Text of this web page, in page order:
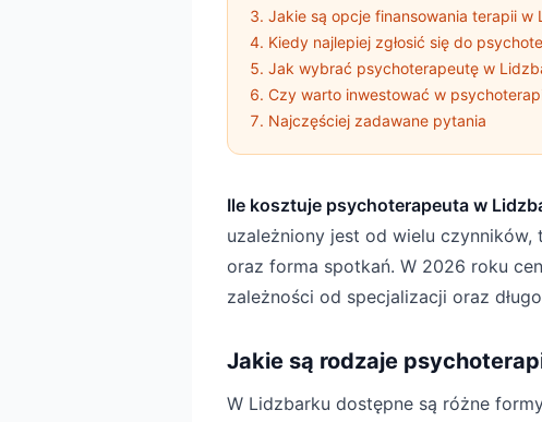
Jakie są opcje finansowania terapii w
Kiedy najlepiej zgłosić się do
Jak wybrać psychoterapeutę w
Czy warto inwestować w
Najczęściej zadawane pytania
Ile kosztuje psychoterapeuta w
uzależniony jest od wielu
oraz forma spotkań. W 2026 roku
zależności od specjalizacji oraz
Jakie są rodzaje
W Lidzbarku dostępne są różne